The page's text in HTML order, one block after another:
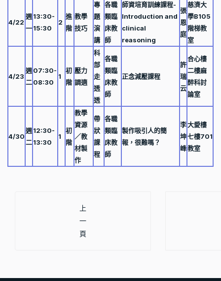
4/22
週
一
13:30-
15:30
2
進
階
教學
技巧
專
題
演
講
各職
類臨
床教
師
師資培育訓練課程-
Introduction and
clinical
reasoning
張
恩
庭
慈濟大
學B105
階梯教
室
4/23
週
二
07:30-
08:30
1
初
階
壓力
調適
科
部
走
透
透
各職
類臨
床教
師
正念減壓課程
許
瑞
云
合心樓
二樓麻
醉科討
論室
4/30
週
二
12:30-
13:30
1
初
階
教學
資源
／教
材製
作
帶
狀
課
程
各職
類臨
床教
師
製作吸引人的簡
報，很難嗎？
李
坤
峰
大愛樓
七樓701
教室
上一篇文章: 108年5月課程資訊
上
一
頁